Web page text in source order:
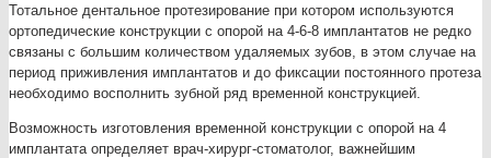
Тотальное дентальное протезирование при котором используются
ортопедические конструкции с опорой на 4-6-8 имплантатов не редко
связаны с большим количеством удаляемых зубов, в этом случае на
период приживления имплантатов и до фиксации постоянного протеза
необходимо восполнить зубной ряд временной конструкцией.
Возможность изготовления временной конструкции с опорой на 4
имплантата определяет врач-хирург-стоматолог, важнейшим